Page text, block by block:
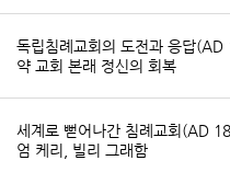
]
[
일
자
독립침례교회의 도전과 응답
약 교회 본래 정신의 회복
세계로 뻗어나간 침례교회(AD
엄 케리, 빌리 그래함